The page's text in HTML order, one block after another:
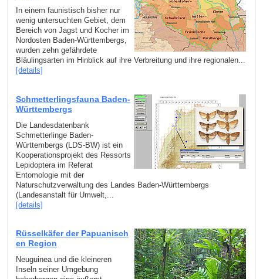
In einem faunistisch bisher nur
wenig untersuchten Gebiet, dem
Bereich von Jagst und Kocher im
Nordosten Baden-Württembergs,
wurden zehn gefährdete
Bläulingsarten im Hinblick auf ihre Verbreitung und ihre regionalen...
[details]
Schmetterlingsfauna Baden-
Württembergs
Die Landesdatenbank
Schmetterlinge Baden-
Württembergs (LDS-BW) ist ein
Kooperationsprojekt des Ressorts
Lepidoptera im Referat
Entomologie mit der
Naturschutzverwaltung des Landes Baden-Württembergs
(Landesanstalt für Umwelt,...
[details]
Rüsselkäfer der Papuanisch
en Region
Neuguinea und die kleineren
Inseln seiner Umgebung